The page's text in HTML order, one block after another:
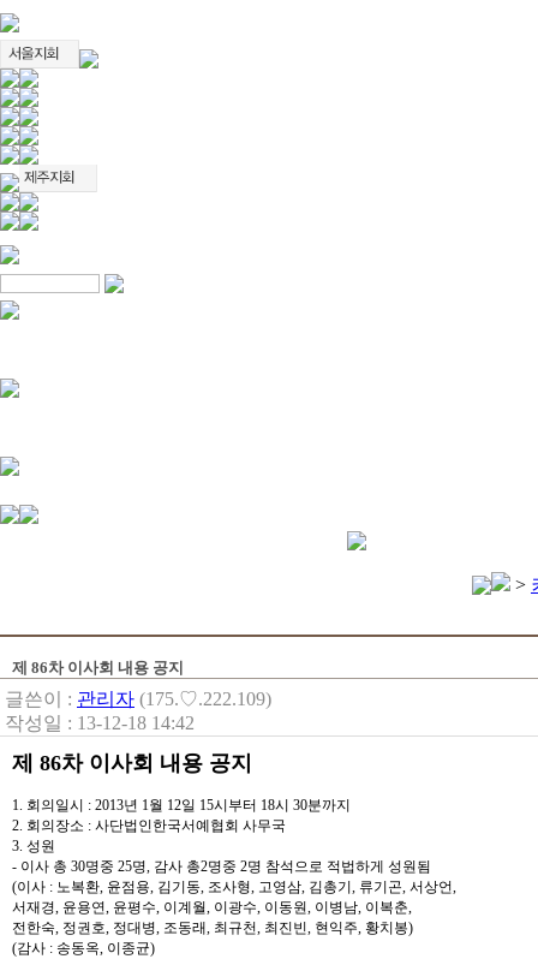
>
제 86차 이사회 내용 공지
글쓴이 : 관리자 (175.♡.222.109)
작성일 : 13-12-18 14:42
제 86차 이사회 내용 공지
1. 회의일시 : 2013년 1월 12일 15시부터 18시 30분까지
2. 회의장소 : 사단법인한국서예협회 사무국
3. 성원
- 이사 총 30명중 25명, 감사 총2명중 2명 참석으로 적법하게 성원됨
(이사 : 노복환, 윤점용, 김기동, 조사형, 고영삼, 김총기, 류기곤, 서상언,
서재경, 윤용연, 윤평수, 이계월, 이광수, 이동원, 이병남, 이복춘,
전한숙, 정권호, 정대병, 조동래, 최규천, 최진빈, 현익주, 황치봉)
(감사 : 송동옥, 이종균)